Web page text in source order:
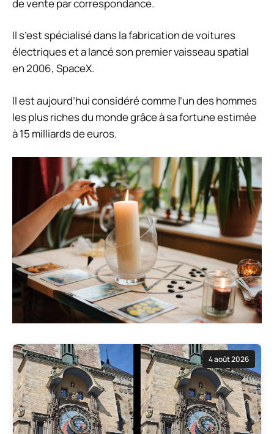
de vente par correspondance.
Il s’est spécialisé dans la fabrication de voitures
électriques et a lancé son premier vaisseau spatial
en 2006, SpaceX.
Il est aujourd’hui considéré comme l’un des hommes
les plus riches du monde grâce à sa fortune estimée
à 15 milliards de euros.
4 août 2026